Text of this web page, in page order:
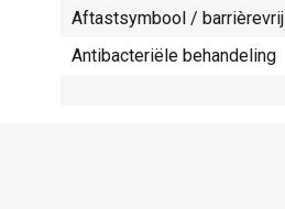
Aftastsymbool / barrièrevrij
Antibacteriële behandeling